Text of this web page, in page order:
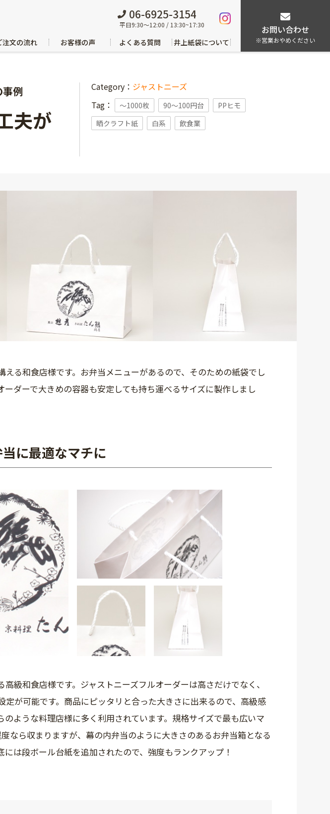
お問い合わせ
※営業おやめください
06-6925-3154
平日9:30～12:00 / 13:30~17:30
注文の流れ お客様の声 よくある質問 井上紙袋について
例
夫が
Category： ジャストニーズ
Tag：
〜1000枚 90～100円台
PPヒモ
晒クラフト紙
白系 飲食業
える和食店様です。お弁当メニューがあるので、そのための紙袋でし
ーダーで大きめの容器も安定しても持ち運べるサイズに製作しまし
に最適なマチに
級和食店様です。ジャストニーズフルオーダーは高さだけでなく、
定が可能です。商品にピッタリと合った大きさに出来るので、高級感
のような料理店様に多く利用されています。規格サイズで最も広いマ
なら収まりますが、幕の内弁当のように大きさのあるお弁当箱となる
には段ボール台紙を追加されたので、強度もランクアップ！